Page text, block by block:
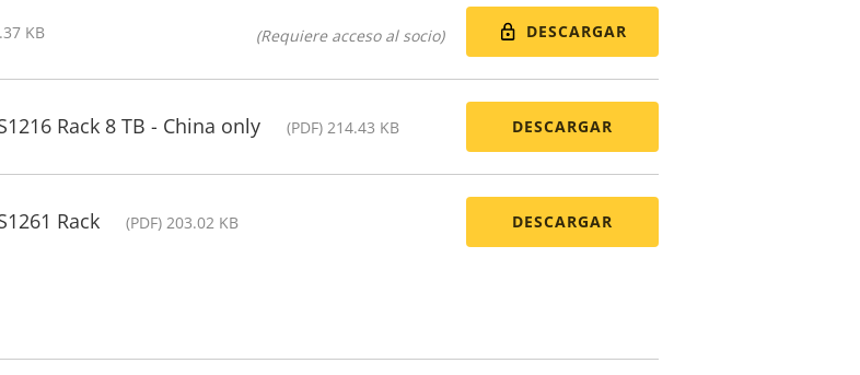
KB (Requiere acceso al socio) DESCARGAR
Rack 8 TB - China only (PDF) 214.43 KB DESCARGAR
Rack (PDF) 203.02 KB DESCARGAR